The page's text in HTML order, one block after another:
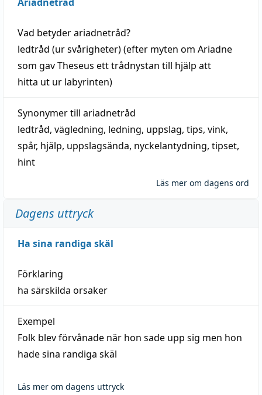
Vad betyderariadnetråd?
ledtråd (ur svårigheter) (efter myten om Ariadne
som gav Theseus ett trådnystan till hjälp att
hitta ut ur labyrinten)
Synonymer till ariadnetråd
ledtråd, vägledning, ledning, uppslag, tips, vink,
spår, hjälp, uppslagsända, nyckelantydning, tipset,
hint
Läs mer om dagens ord
Dagens uttryck
Ha sina randiga skäl
Förklaring
ha särskilda orsaker
Exempel
Folk blev förvånade när hon sade upp sig men hon
hade sina randiga skäl
Läs mer om dagens uttryck